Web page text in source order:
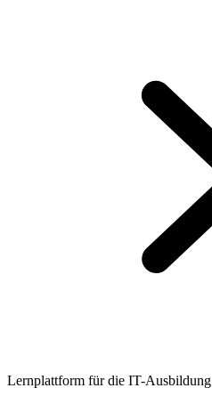
Lernplattform für die IT-Ausbildung